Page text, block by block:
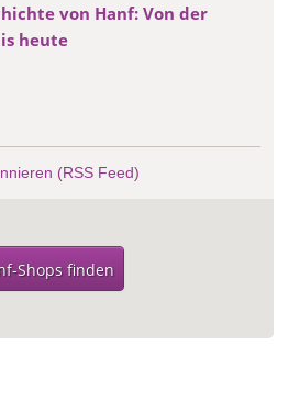
von Hanf: Von der
heute
(RSS Feed)
Shops finden